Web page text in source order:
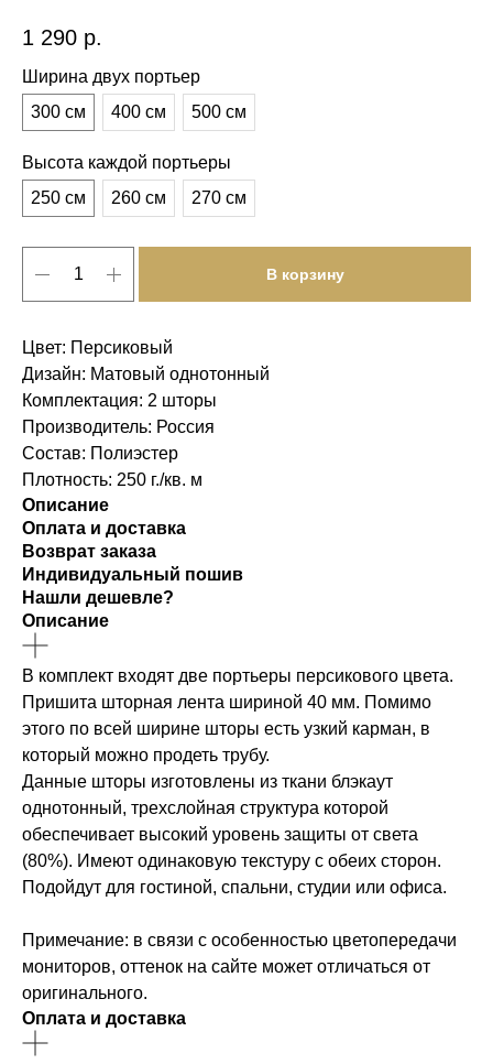
1 290 р.
Ширина двух портьер
300 см
400 см 500 см
Высота каждой портьеры
250 см
260 см 270 см
В корзину
Цвет: Персиковый
Дизайн: Матовый однотонный
Комплектация: 2 шторы
Производитель: Россия
Состав: Полиэстер
Плотность: 250 г./кв. м
Описание
Оплата и доставка
Возврат заказа
Индивидуальный пошив
Нашли дешевле?
Описание
В комплект входят две портьеры персикового цвета.
Пришита шторная лента шириной 40 мм. Помимо
этого по всей ширине шторы есть узкий карман, в
который можно продеть трубу.
Данные шторы изготовлены из ткани блэкаут
однотонный, трехслойная структура которой
обеспечивает высокий уровень защиты от света
(80%). Имеют одинаковую текстуру с обеих сторон.
Подойдут для гостиной, спальни, студии или офиса.
Примечание: в связи с особенностью цветопередачи
мониторов, оттенок на сайте может отличаться от
оригинального.
Оплата и доставка